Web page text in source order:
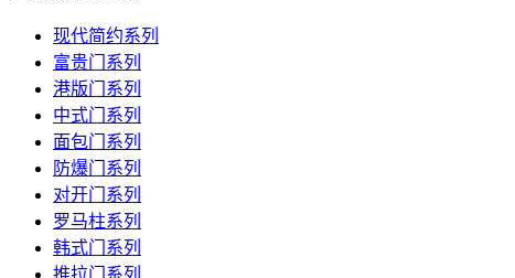
现代简约系列
富贵门系列
港版门系列
中式门系列
面包门系列
防爆门系列
对开门系列
罗马柱系列
韩式门系列
推拉门系列